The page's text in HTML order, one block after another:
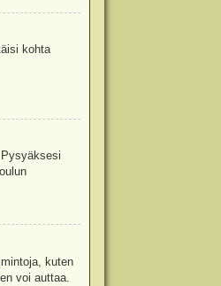
kohta
kuten
voi auttaa.